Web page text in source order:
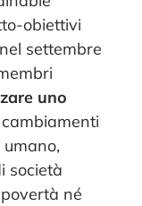
obiettivi
settembre
uno
umano,
società
né